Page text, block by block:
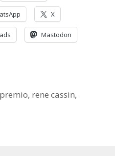
X
Mastodon
premio, rene cassin,